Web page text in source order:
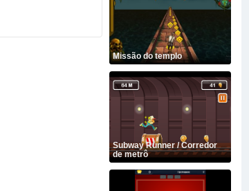
Missão do templo
Subway Runner / Corredor
de metrô